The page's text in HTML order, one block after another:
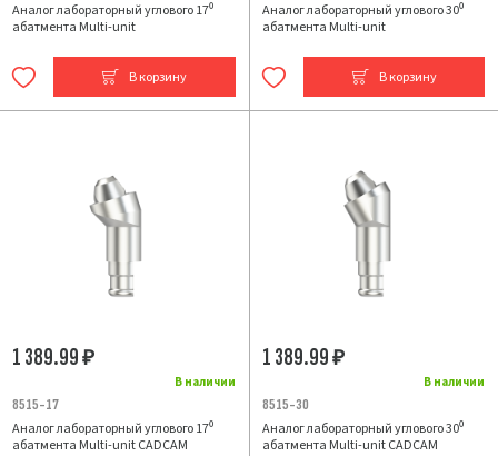
Аналог лабораторный углового 17⁰
абатмента Multi-unit
В корзину
Аналог лабораторный углового 30⁰
абатмента Multi-unit
В корзину
В наличии
1 389.99₽
8515-17
Аналог лабораторный углового 17⁰
абатмента Multi-unit CADCAM
В наличии
1 389.99₽
8515-30
Аналог лабораторный углового 30⁰
абатмента Multi-unit CADCAM